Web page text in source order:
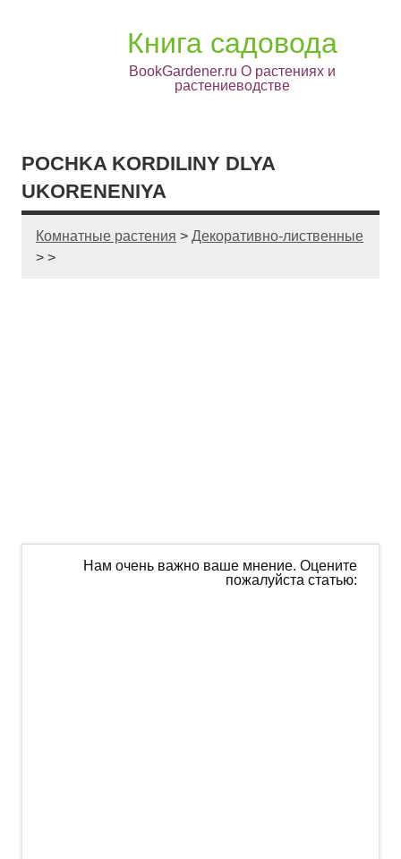
Книга садовода
BookGardener.ru О растениях и
растениеводстве
POCHKA KORDILINY DLYA
UKORENENIYA
Комнатные растения > Декоративно-лиственные
> >
Нам очень важно ваше мнение. Оцените
пожалуйста статью: